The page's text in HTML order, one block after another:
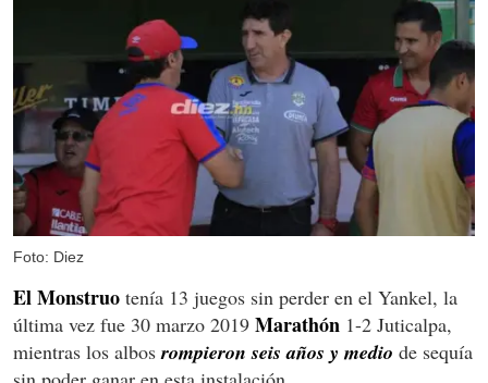
Foto: Diez
El Monstruo tenía 13 juegos sin perder en el Yankel, la
última vez fue 30 marzo 2019 Marathón 1-2 Juticalpa,
mientras los albosrompieron seis años y medio de sequía